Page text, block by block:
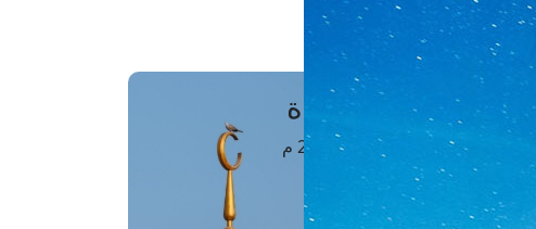
الفتوى الهاتفية
مَواقِيتُ الصَّـــلاة
القاهرة · 06 أغسطس 2026 م
4 :40